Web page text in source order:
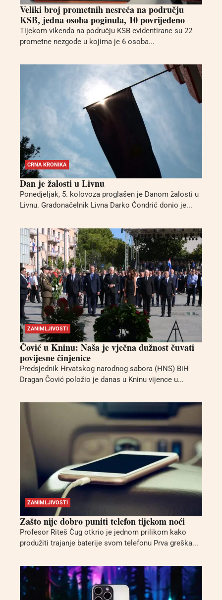
Veliki broj prometnih nesreća na području
KSB, jedna osoba poginula, 10 povrijeđeno
Tijekom vikenda na području KSB evidentirane su 22
prometne nezgode u kojima je 6 osoba...
CRNA KRONIKA
Dan je žalosti u Livnu
Ponedjeljak, 5. kolovoza proglašen je Danom žalosti u
Livnu. Gradonačelnik Livna Darko Čondrić donio je...
ZANIMLJIVOSTI
Čović u Kninu: Naša je vječna dužnost čuvati
povijesne činjenice
Predsjednik Hrvatskog narodnog sabora (HNS) BiH
Dragan Čović položio je danas u Kninu vijence u...
ZANIMLJIVOSTI
Zašto nije dobro puniti telefon tijekom noći
Profesor Riteš Čug otkrio je jednom prilikom kako
produžiti trajanje baterije svom telefonu Prva greška...